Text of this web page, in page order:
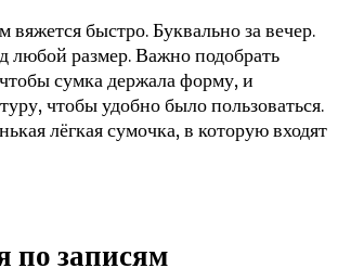
быстро. Буквально за вечер.
любой размер. Важно подобрать
сумка держала форму, и
чтобы удобно было пользоваться.
лёгкая сумочка, в которую входят
по записям